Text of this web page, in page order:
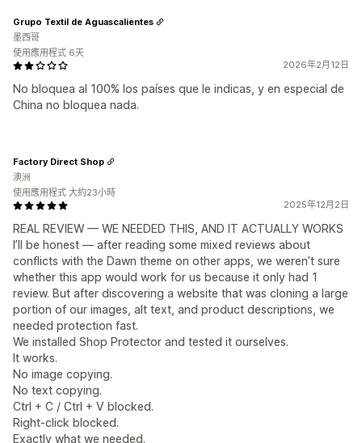
2026年2月12日
No bloquea al 100% los países que le indicas, y en especial de
China no bloquea nada.
Grupo Textil de Aguascalientes
墨西哥
使用應用程式 6天
2025年12月2日
REAL REVIEW — WE NEEDED THIS, AND IT ACTUALLY WORKS
I’ll be honest — after reading some mixed reviews about
conflicts with the Dawn theme on other apps, we weren’t sure
whether this app would work for us because it only had 1
review. But after discovering a website that was cloning a large
portion of our images, alt text, and product descriptions, we
needed protection fast.
We installed Shop Protector and tested it ourselves.
It works.
No image copying.
No text copying.
Ctrl + C / Ctrl + V blocked.
Right-click blocked.
Exactly what we needed.
Factory Direct Shop
澳洲
使用應用程式 大約23小時